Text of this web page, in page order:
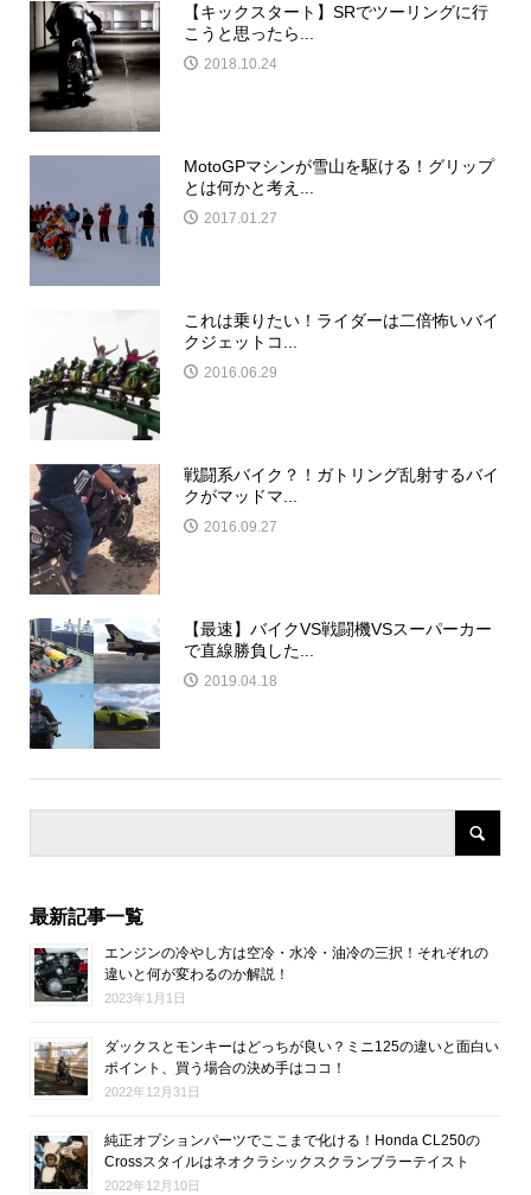
【キックスタート】SRでツーリングに行
こうと思ったら...
2018.10.24
MotoGPマシンが雪山を駆ける！グリップ
とは何かと考え...
2017.01.27
これは乗りたい！ライダーは二倍怖いバイ
クジェットコ...
2016.06.29
戦闘系バイク？！ガトリング乱射するバイ
クがマッドマ...
2016.09.27
【最速】バイクVS戦闘機VSスーパーカー
で直線勝負した...
2019.04.18
最新記事一覧
エンジンの冷やし方は空冷・水冷・油冷の三択！それぞれの
違いと何が変わるのか解説！
2023年1月1日
ダックスとモンキーはどっちが良い？ミニ125の違いと面白い
ポイント、買う場合の決め手はココ！
2022年12月31日
純正オプションパーツでここまで化ける！Honda CL250の
Crossスタイルはネオクラシックスクランブラーテイスト
2022年12月10日